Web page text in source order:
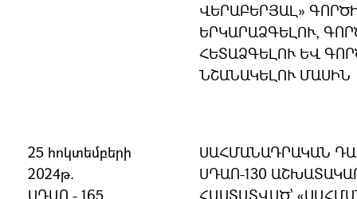
ՎԵՐԱԲԵՐՅԱԼ»
ԵՐԿԱՐԱՁԳԵԼՈՒ,
ՀԵՏԱՁԳԵԼՈՒ ԵՎ
ՆՇԱՆԱԿԵԼՈՒ ՄԱՍԻՆ
25 հոկտեմբերի
2024թ.
ՍԴԱՈ - 165
ՍԱՀՄԱՆԱԴՐԱԿԱՆ
ՍԴԱՈ-130
ՀԱՍՏԱՏՎԱԾ՝